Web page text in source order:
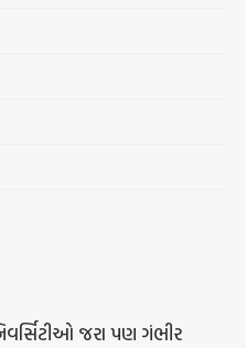
જરા પણ ગંભીર